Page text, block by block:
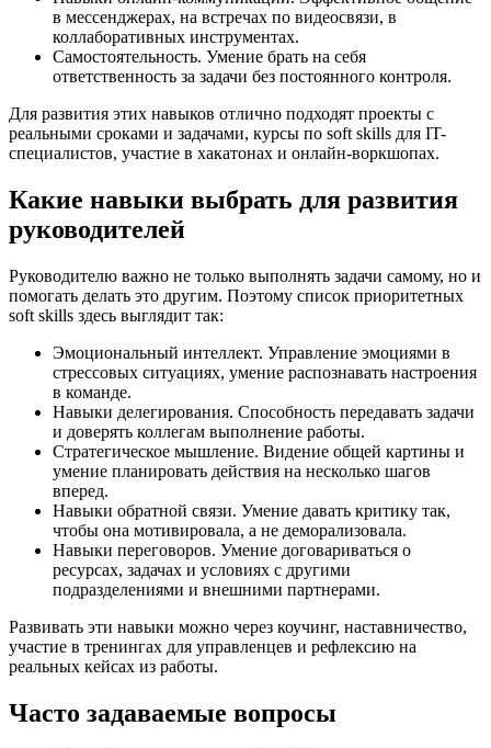
в мессенджерах, на встречах по видеосвязи, в
коллаборативных инструментах.
Самостоятельность. Умение брать на себя
ответственность за задачи без постоянного контроля.
Для развития этих навыков отлично подходят проекты с
реальными сроками и задачами, курсы по soft skills для IT-
специалистов, участие в хакатонах и онлайн-воркшопах.
Какие навыки выбрать для развития
руководителей
Руководителю важно не только выполнять задачи самому, но и
помогать делать это другим. Поэтому список приоритетных
soft skills здесь выглядит так:
Эмоциональный интеллект. Управление эмоциями в
стрессовых ситуациях, умение распознавать настроения
в команде.
Навыки делегирования. Способность передавать задачи
и доверять коллегам выполнение работы.
Стратегическое мышление. Видение общей картины и
умение планировать действия на несколько шагов
вперед.
Навыки обратной связи. Умение давать критику так,
чтобы она мотивировала, а не деморализовала.
Навыки переговоров. Умение договариваться о
ресурсах, задачах и условиях с другими
подразделениями и внешними партнерами.
Развивать эти навыки можно через коучинг, наставничество,
участие в тренингах для управленцев и рефлексию на
реальных кейсах из работы.
Часто задаваемые вопросы